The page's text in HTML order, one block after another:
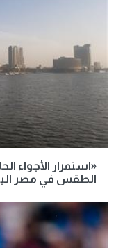
«استمرار الأجواء
الطقس في مصر اليوم الأحد 9